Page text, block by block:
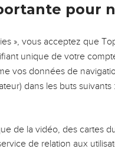
romaine. Ce billet
était le porteur (Col 4.7-
siècle envers
de tirer les
auprès de Philémon
son Père » : il compatit
pour
», vous acceptez que
unique de votre
vos données de
dans les buts suivants :
de la vidéo, des cartes
de relation aux